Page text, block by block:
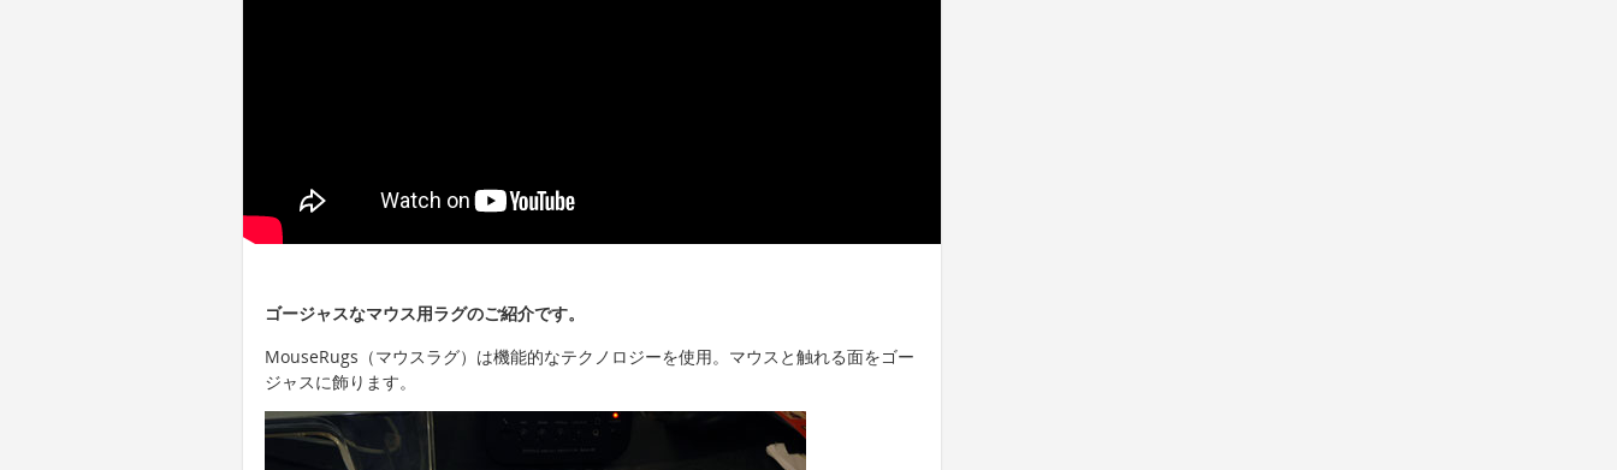
ゴージャスなマウス用ラグのご紹介です。
MouseRugs（マウスラグ）は機能的なテクノロジーを使用。マウスと触れる面をゴー
ジャスに飾ります。